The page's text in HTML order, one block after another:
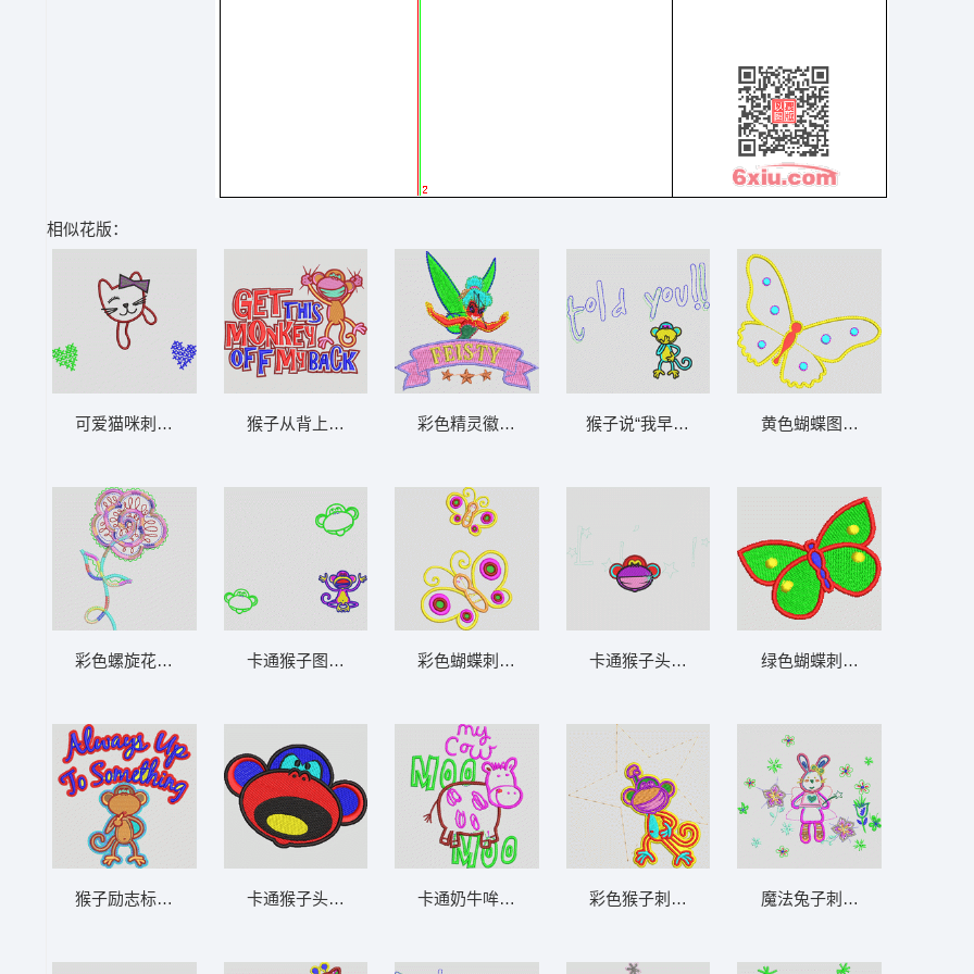
相似花版：
可爱猫咪刺绣图案 猫_卡通贴布
彩色螺旋花朵图案 童花_卡通贴布
猴子励志标语刺绣 猴子_卡通贴布
猴子从背上下来 猴子_卡通贴布
卡通猴子图案设计 猴子_卡通贴布
卡通猴子头像刺绣 猴子_卡通贴布
彩色精灵徽章设计 公主_卡通贴布
彩色蝴蝶刺绣图案 蝴蝶_卡通贴布
卡通奶牛哞哞图 牛_卡通贴布
猴子说“我早就告诉你了！” 猴子_卡通贴布
卡通猴子头像设计图 猴子_卡通贴布
彩色猴子刺绣星形图案 猴子_卡通贴布
黄色蝴蝶图案设计 蝴蝶_卡通
绿色蝴蝶刺绣图案 蝴蝶_卡通
魔法兔子刺绣图案 兔_卡通贴